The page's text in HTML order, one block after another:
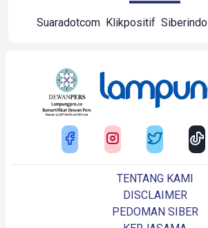
Suaradotcom Klikpositif Siberindo
TENTANG KAMI
DISCLAIMER
PEDOMAN SIBER